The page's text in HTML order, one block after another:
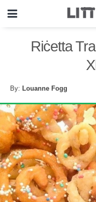
Riċetta
By: Louanne Fogg